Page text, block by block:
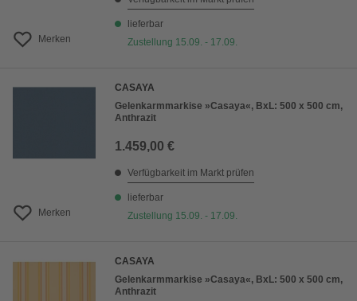
Merken
lieferbar
Zustellung 15.09. - 17.09.
Merken
CASAYA
Gelenkarmmarkise »Casaya«, BxL: 500 x 500 cm,
Anthrazit
1.459,00 €
Verfügbarkeit im Markt prüfen
lieferbar
Zustellung 15.09. - 17.09.
CASAYA
Gelenkarmmarkise »Casaya«, BxL: 500 x 500 cm,
Anthrazit